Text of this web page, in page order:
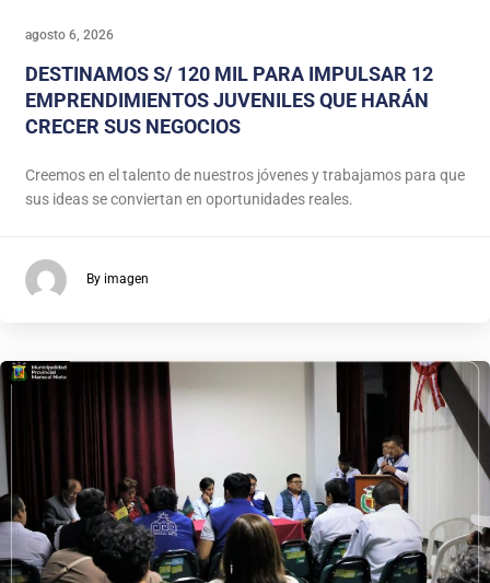
agosto 6, 2026
DESTINAMOS S/ 120 MIL PARA IMPULSAR 12
EMPRENDIMIENTOS JUVENILES QUE HARÁN
CRECER SUS NEGOCIOS
Creemos en el talento de nuestros jóvenes y trabajamos para que
sus ideas se conviertan en oportunidades reales.
By imagen